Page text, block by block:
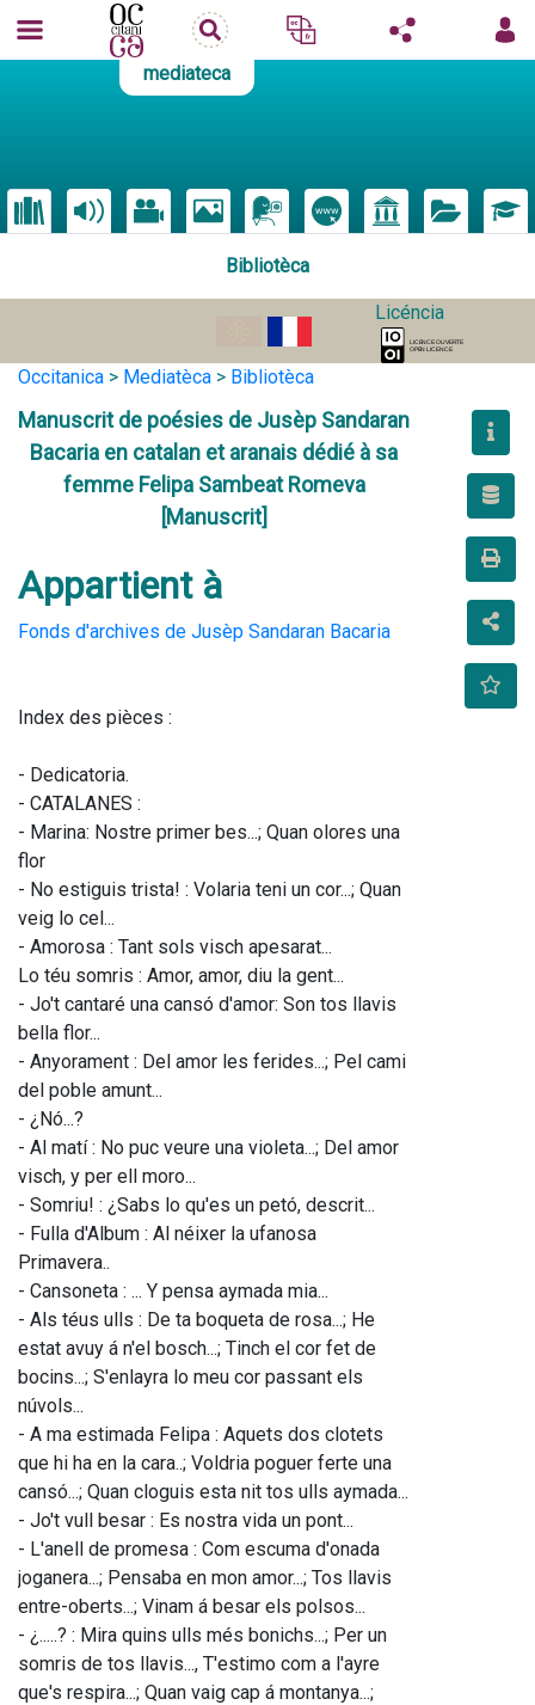
mediateca
Bibliotèca
Licéncia
Occitanica > Mediatèca > Bibliotèca
Manuscrit de poésies de Jusèp Sandaran
Bacaria en catalan et aranais dédié à sa
femme Felipa Sambeat Romeva
[Manuscrit]
Appartient à
Fonds d'archives de Jusèp Sandaran Bacaria
Index des pièces :
- Dedicatoria.
- CATALANES :
- Marina: Nostre primer bes...; Quan olores una
flor
- No estiguis trista! : Volaria teni un cor...; Quan
veig lo cel...
- Amorosa : Tant sols visch apesarat...
Lo téu somris : Amor, amor, diu la gent...
- Jo't cantaré una cansó d'amor: Son tos llavis
bella flor...
- Anyorament : Del amor les ferides...; Pel cami
del poble amunt...
- ¿Nó...?
- Al matí : No puc veure una violeta...; Del amor
visch, y per ell moro...
- Somriu! : ¿Sabs lo qu'es un petó, descrit...
- Fulla d'Album : Al néixer la ufanosa
Primavera..
- Cansoneta : ... Y pensa aymada mia...
- Als téus ulls : De ta boqueta de rosa...; He
estat avuy á n'el bosch...; Tinch el cor fet de
bocins...; S'enlayra lo meu cor passant els
núvols...
- A ma estimada Felipa : Aquets dos clotets
que hi ha en la cara..; Voldria poguer ferte una
- Jo't vull besar : Es nostra vida un pont...
- L'anell de promesa : Com escuma d'onada
joganera...; Pensaba en mon amor...; Tos llavis
entre-oberts...; Vinam á besar els polsos...
- ¿.....? : Mira quins ulls més bonichs...; Per un
somris de tos llavis..., T'estimo com a l'ayre
que's respira...; Quan vaig cap á montanya...;